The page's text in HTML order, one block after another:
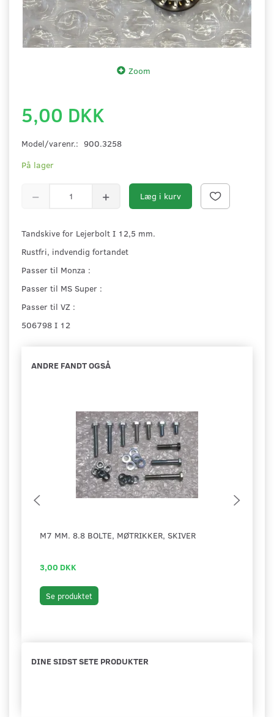
Zoom
5,00 DKK
Model/varenr.: 900.3258
På lager
Læg i kurv
Tandskive for Lejerbolt I 12,5 mm.
Rustfri, indvendig fortandet
Passer til Monza :
Passer til MS Super :
Passer til VZ :
506798 I 12
ANDRE FANDT OGSÅ
M7 MM. 8.8 BOLTE, MØTRIKKER, SKIVER
3,00 DKK
Se produktet
DINE SIDST SETE PRODUKTER